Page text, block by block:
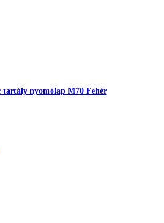
tartály nyomólap M70 Fehér